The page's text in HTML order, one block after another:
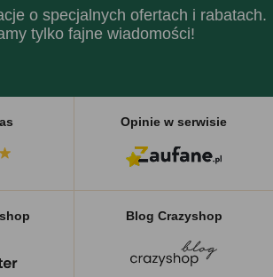
o specjalnych ofertach i rabatach.
tylko fajne wiadomości!
Opinie w serwisie
Blog Crazyshop